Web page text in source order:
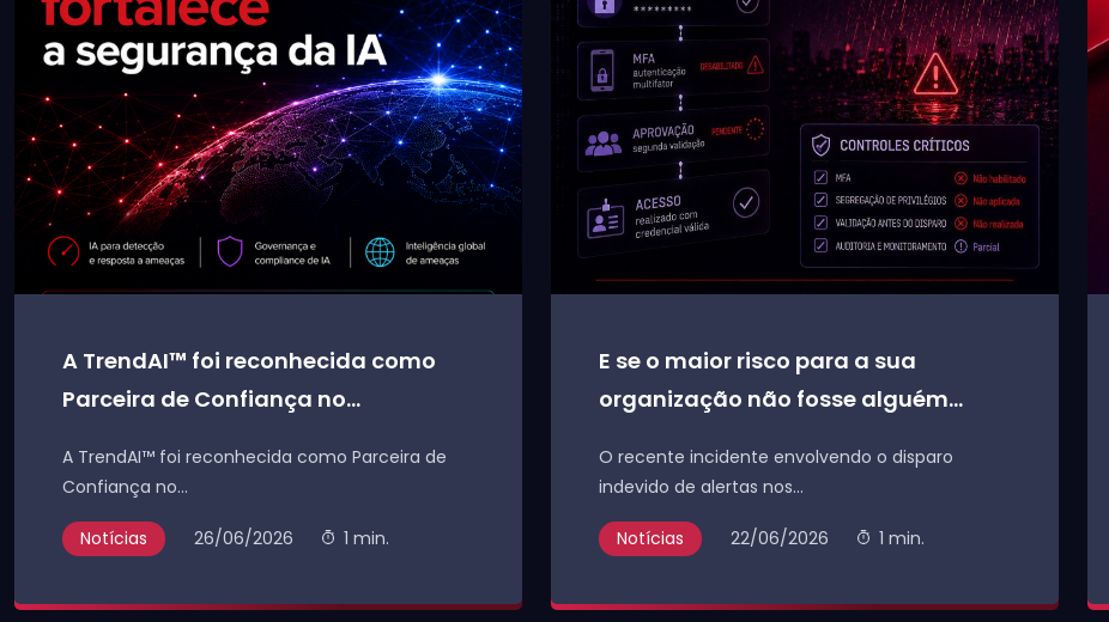
A TrendAI™ foi reconhecida como
Parceira de Confiança no...
A TrendAI™ foi reconhecida como Parceira de
Confiança no...
Notícias 26/06/2026 1 min.
E se o maior risco para a sua
organização não fosse alguém...
O recente incidente envolvendo o disparo
indevido de alertas nos...
Notícias 22/06/2026 1 min.